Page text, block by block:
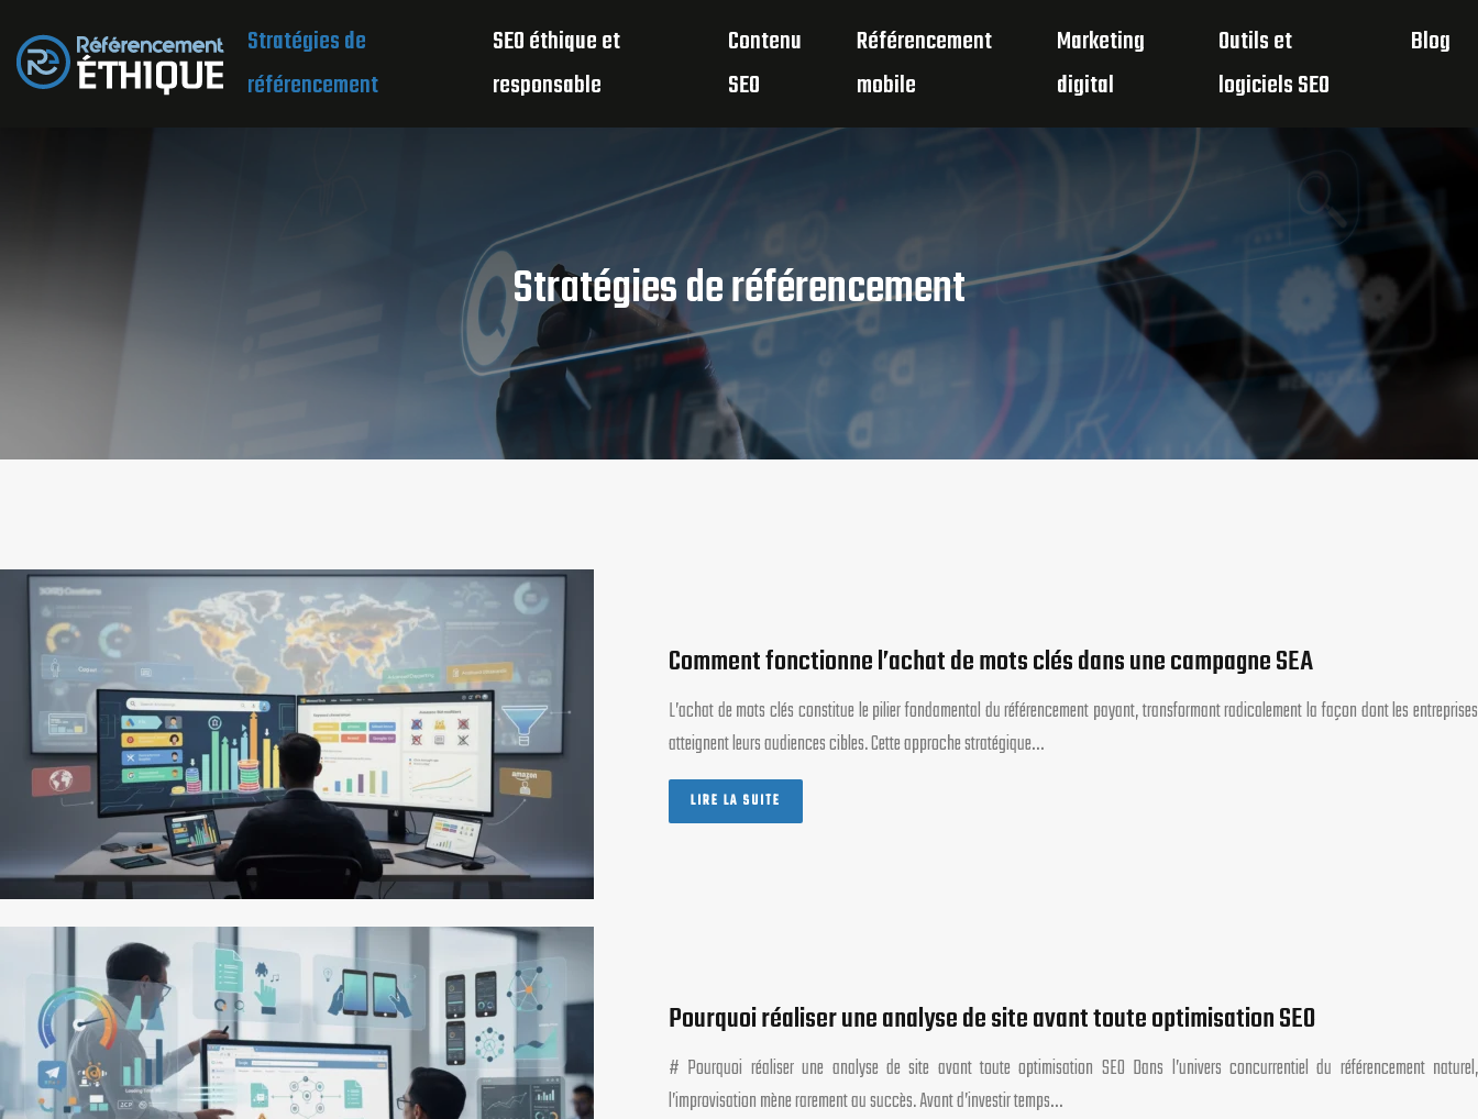
Stratégies de
référencement
SEO éthique et
responsable
Contenu
SEO
Référencement
mobile
Marketing
digital
Outils et
logiciels SEO
Blog
Stratégies de référencement
Comment fonctionne l’achat de mots clés dans une campagne SEA
L’achat de mots clés constitue le pilier fondamental du référencement payant, transformant radicalement la façon dont les entreprises
atteignent leurs audiences cibles. Cette approche stratégique…
LIRE LA SUITE
Pourquoi réaliser une analyse de site avant toute optimisation SEO
# Pourquoi réaliser une analyse de site avant toute optimisation SEO Dans l’univers concurrentiel du référencement naturel,
l’improvisation mène rarement au succès. Avant d’investir temps…